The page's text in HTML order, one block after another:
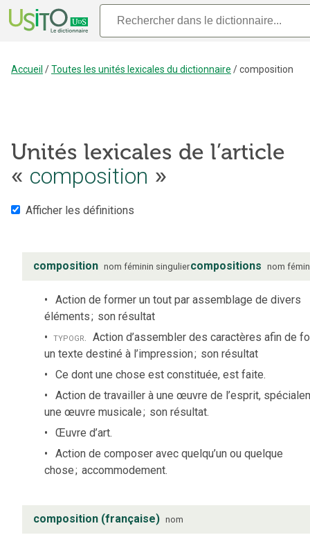
Accueil /Toutes les unités lexicales du dictionnaire /composition
Unités lexicales de l’article
« composition »
Afficher les définitions
composition nom féminin singuliercompositions nom
Action de former un tout par assemblage de divers
éléments; son résultat
typogr. Action d’assembler des caractères afin de
un texte destiné à l’impression; son résultat
Ce dont une chose est constituée, est faite.
Action de travailler à une œuvre de l’esprit,
une œuvre musicale; son résultat.
Œuvre d’art.
Action de composer avec quelqu’un ou quelque
chose; accommodement.
composition (française) nom